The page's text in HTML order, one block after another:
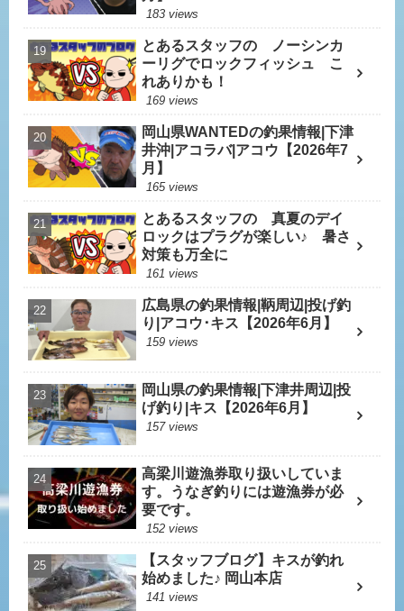
183 views
とあるスタッフの ノーシンカ
ーリグでロックフィッシュ こ
れありかも！
169 views
岡山県WANTEDの釣果情報|下津
井沖|アコラバ|アコウ【2026年7
月】
165 views
とあるスタッフの 真夏のデイ
ロックはプラグが楽しい♪ 暑さ
対策も万全に
161 views
広島県の釣果情報|鞆周辺|投げ釣
り|アコウ･キス【2026年6月】
159 views
岡山県の釣果情報|下津井周辺|投
げ釣り|キス【2026年6月】
157 views
高梁川遊漁券取り扱いしていま
す。うなぎ釣りには遊漁券が必
要です。
152 views
【スタッフブログ】キスが釣れ
始めました♪ 岡山本店
141 views